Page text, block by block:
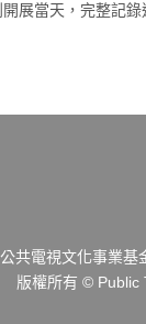
展當天，完整記
共電視文化事業
版權所有 © Public